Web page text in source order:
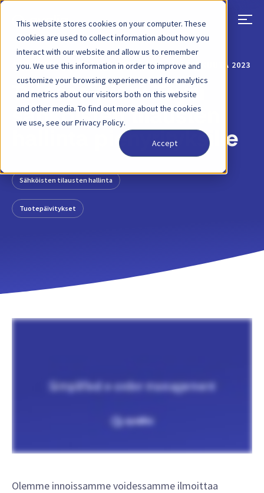
This website stores cookies on your computer. These
cookies are used to collect information about how you
interact with our website and allow us to remember
you. We use this information in order to improve and
customize your browsing experience and for analytics
and metrics about our visitors both on this website
and other media. To find out more about the cookies
we use, see our Privacy Policy.
Accept
TAKAISIN BLOGIKIRJOITUS 29. MARRASKUUTA 2023
Tulossa pian: Täysi
sähköisten tilausten
hallinta pienyrityksille
Sähköisten tilausten hallinta
Tuotepäivitykset
Olemme innoissamme voidessamme ilmoittaa